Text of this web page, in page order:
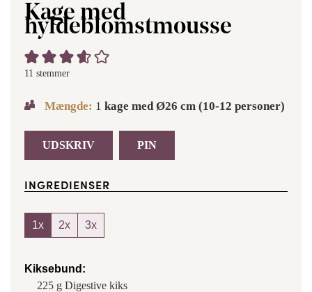
Kage med
hyldeblomstmousse
11 stemmer
Mængde: 1 kage med Ø26 cm (10-12 personer)
UDSKRIV PIN
INGREDIENSER
1x 2x 3x
Kiksebund:
225 g Digestive kiks